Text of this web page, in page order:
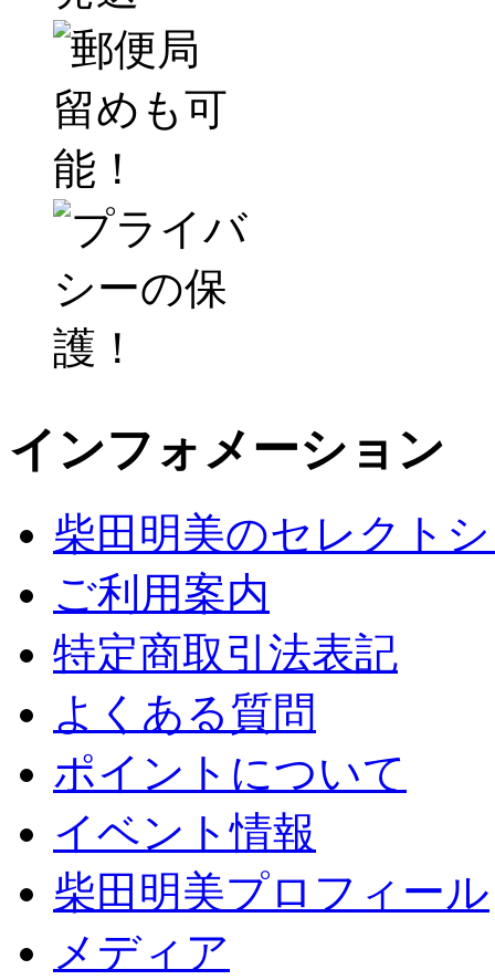
インフォメーション
柴田明美のセレクト
ご利用案内
特定商取引法表記
よくある質問
ポイントについて
イベント情報
柴田明美プロフィール
メディア